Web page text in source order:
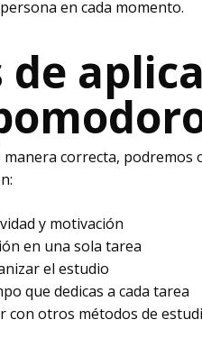
en cada momento.
manera correcta,
y motivación
en una sola tarea
el estudio
que dedicas a cada tarea
con otros métodos de